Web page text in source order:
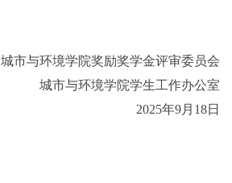
城市与环境学院奖励奖学金评审委员会
城市与环境学院学生工作办公室
2025年9月 18日